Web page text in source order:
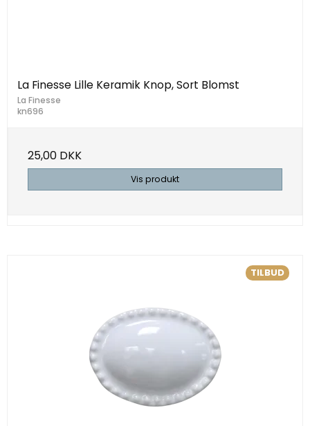
La Finesse Lille Keramik Knop, Sort Blomst
La Finesse
kn696
25,00 DKK
Vis produkt
TILBUD